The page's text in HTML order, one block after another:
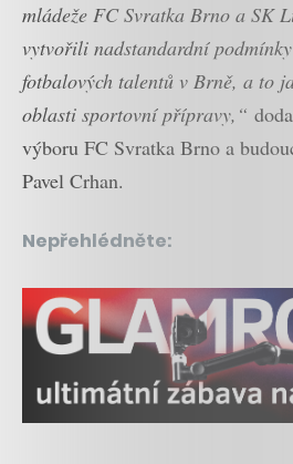
mládeže FC Svratka Brno a SK
vytvořili nadstandardní
fotbalových talentů v Brně, a to
oblasti sportovní přípravy,“
výboru FC Svratka Brno a
Pavel Crhan.
Nepřehlédněte: